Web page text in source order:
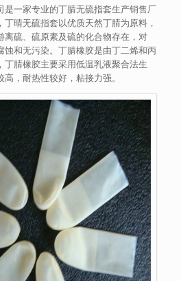
是一家专业的丁腈无硫指套生产销售厂
晴无硫指套以优质天然丁腈为原料，
离硫、硫原素及硫的化合物存在，对
蚀和无污染。丁腈橡胶是由丁二烯和丙
腈橡胶主要采用低温乳液聚合法生
，耐热性较好，粘接力强。